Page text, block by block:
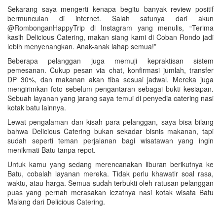
Sekarang saya mengerti kenapa begitu banyak review positif
bermunculan di internet. Salah satunya dari akun
@RombonganHappyTrip di Instagram yang menulis, “Terima
kasih Delicious Catering, makan siang kami di Coban Rondo jadi
lebih menyenangkan. Anak-anak lahap semua!”
Beberapa pelanggan juga memuji kepraktisan sistem
pemesanan. Cukup pesan via chat, konfirmasi jumlah, transfer
DP 30%, dan makanan akan tiba sesuai jadwal. Mereka juga
mengirimkan foto sebelum pengantaran sebagai bukti kesiapan.
Sebuah layanan yang jarang saya temui di penyedia catering nasi
kotak batu lainnya.
Lewat pengalaman dan kisah para pelanggan, saya bisa bilang
bahwa Delicious Catering bukan sekadar bisnis makanan, tapi
sudah seperti teman perjalanan bagi wisatawan yang ingin
menikmati Batu tanpa repot.
Untuk kamu yang sedang merencanakan liburan berikutnya ke
Batu, cobalah layanan mereka. Tidak perlu khawatir soal rasa,
waktu, atau harga. Semua sudah terbukti oleh ratusan pelanggan
puas yang pernah merasakan lezatnya nasi kotak wisata Batu
Malang dari Delicious Catering.